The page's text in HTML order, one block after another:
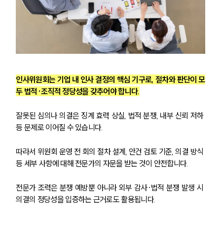
SERVICES
전체
기업전문변호사
인사위원회는 기업 내 인사 결정의 핵심 기구로, 절차와 판단이 모
두 법적·조직적 정당성을 갖추어야 합니다.
잘못된 심의나 의결은 징계 효력 상실, 법적 분쟁, 내부 신뢰 저하
등 문제로 이어질 수 있습니다.
따라서 위원회 운영 전 회의 절차 설계, 안건 검토 기준, 의결 방식
등 세부 사항에 대해 전문가의 자문을 받는 것이 안전합니다.
전문가 조력은 분쟁 예방뿐 아니라 외부 감사·법적 분쟁 발생 시
의결의 정당성을 입증하는 근거로도 활용됩니다.